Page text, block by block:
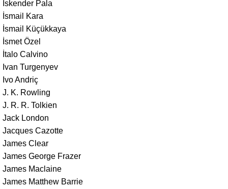
İskender Pala
İsmail Kara
İsmail Küçükkaya
İsmet Özel
İtalo Calvino
Ivan Turgenyev
Ivo Andriç
J. K. Rowling
J. R. R. Tolkien
Jack London
Jacques Cazotte
James Clear
James George Frazer
James Maclaine
James Matthew Barrie